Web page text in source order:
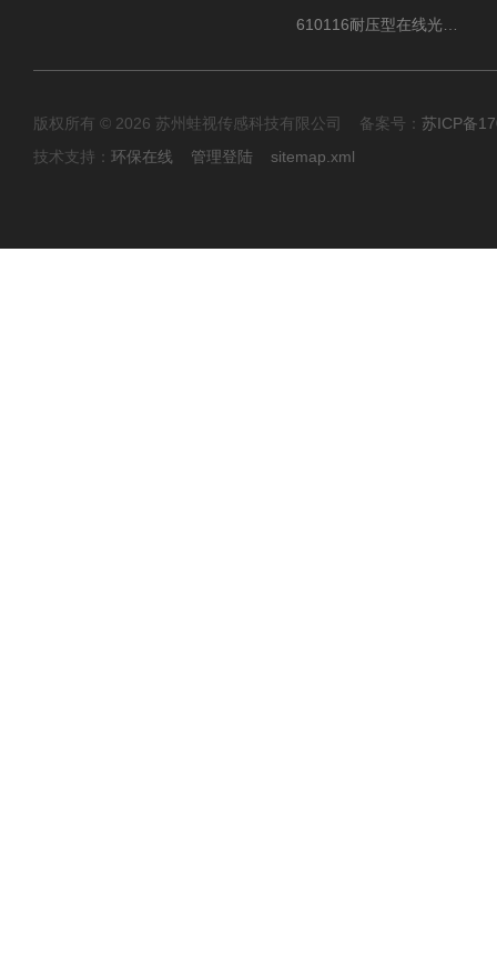
版权所有 © 2026 苏州蛙视传感科技有限公司 备案号： 苏ICP备
技术支持： 环保在线 管理登陆 sitemap.xml